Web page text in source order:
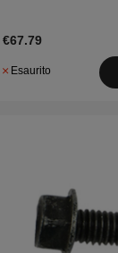
€67.79
Esaurito